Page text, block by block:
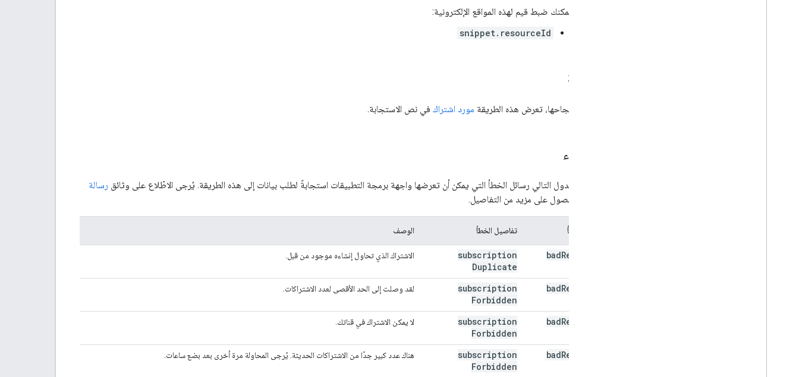
ويمكنك ضبط قيم لهذه المواقع الإلكترونية:
snippet.resourceId
الإجابة
في حال نجاحها، تعرض هذه الطريقة مورد اشتراك في نص الاستجابة.
الأخطاء
يحدّد الجدول التالي رسائل الخطأ التي يمكن أن تعرضها واجهة برمجة التطبيقات استجابةً لطلب بيانات إلى هذه الطريقة. يُرجى الاطّلاع على وثائق رسالة
للحصول على مزيد من التفاصيل.
نوع الخطأ تفاصيل الخطأ الوصف
badRequest
subscription
Duplicate
الاشتراك الذي تحاول إنشاءه موجود من قبل.
badRequest
subscription
Forbidden
لقد وصلت إلى الحد الأقصى لعدد الاشتراكات.
badRequest
subscription
Forbidden
لا يمكن الاشتراك في قناتك.
badRequest
subscription
Forbidden
هناك عدد كبير جدًا من الاشتراكات الحديثة. يُرجى المحاولة مرة أخرى بعد بضع ساعات.